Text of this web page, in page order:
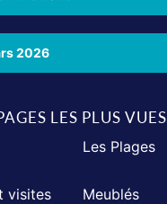
2026
LES PLUS VUES
Les Plages
visites
Meublés